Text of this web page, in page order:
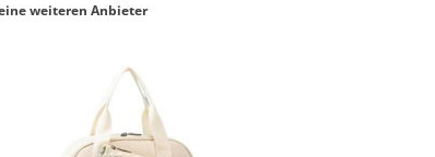
weiteren Anbieter